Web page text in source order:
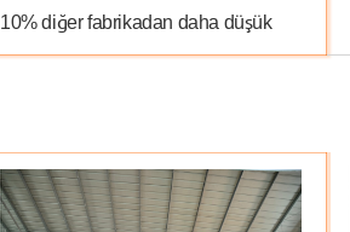
10%diğer fabrikadan daha düşük